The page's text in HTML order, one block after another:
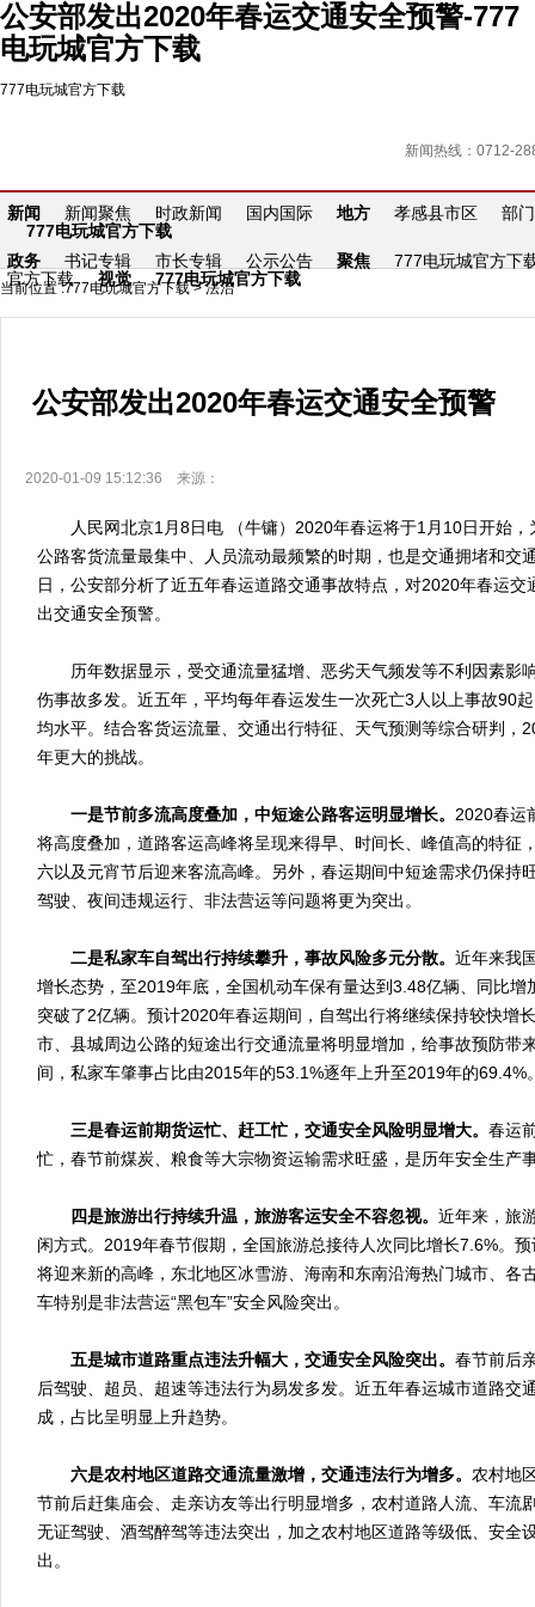
公安部发出2020年春运交通安全预警-777
电玩城官方下载
777电玩城官方下载
新闻热线：0712-
新闻 新闻聚焦 时政新闻 国内国际 地方 孝感县市区
部门
777电玩城官方下载
政务
书记专辑 市长专辑 公示公告 聚焦
777电玩城官方下
官方下载
视觉 777电玩城官方下载
当前位置 :777电玩城官方下载>法治
公安部发出2020年春运交通安全预警
2020-01-09 15:12:36 来源：
人民网北京1月8日电 （牛镛）2020年春运将于1月10日开始，
公路客货流量最集中、人员流动最频繁的时期，也是交通拥堵和交
日，公安部分析了近五年春运道路交通事故特点，对2020年春运
出交通安全预警。
历年数据显示，受交通流量猛增、恶劣天气频发等不利因素影
伤事故多发。近五年，平均每年春运发生一次死亡3人以上事故90
均水平。结合客货运流量、交通出行特征、天气预测等综合研判，
年更大的挑战。
一是节前多流高度叠加，中短途公路客运明显增长。 2020春运
将高度叠加，道路客运高峰将呈现来得早、时间长、峰值高的特征
六以及元宵节后迎来客流高峰。另外，春运期间中短途需求仍保持
驾驶、夜间违规运行、非法营运等问题将更为突出。
二是私家车自驾出行持续攀升，事故风险多元分散。 近年来我
增长态势，至2019年底，全国机动车保有量达到3.48亿辆、同比增
突破了2亿辆。预计2020年春运期间，自驾出行将继续保持较快增
市、县城周边公路的短途出行交通流量将明显增加，给事故预防带
间，私家车肇事占比由2015年的53.1%逐年上升至2019年的69.4%
三是春运前期货运忙、赶工忙，交通安全风险明显增大。 春运
忙，春节前煤炭、粮食等大宗物资运输需求旺盛，是历年安全生产
四是旅游出行持续升温，旅游客运安全不容忽视。 近年来，旅
闲方式。2019年春节假期，全国旅游总接待人次同比增长7.6%。
将迎来新的高峰，东北地区冰雪游、海南和东南沿海热门城市、各
车特别是非法营运“黑包车”安全风险突出。
五是城市道路重点违法升幅大，交通安全风险突出。 春节前后
后驾驶、超员、超速等违法行为易发多发。近五年春运城市道路交
成，占比呈明显上升趋势。
六是农村地区道路交通流量激增，交通违法行为增多。 农村地
节前后赶集庙会、走亲访友等出行明显增多，农村道路人流、车流
无证驾驶、酒驾醉驾等违法突出，加之农村地区道路等级低、安全
出。